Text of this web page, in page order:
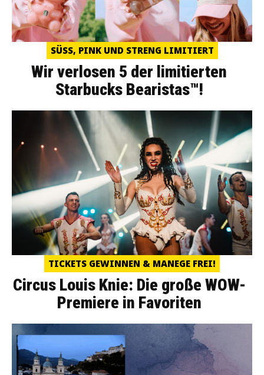
SÜSS, PINK UND STRENG LIMITIERT
Wir verlosen 5 der limitierten
Starbucks Bearistas™!
TICKETS GEWINNEN & MANEGE FREI!
Circus Louis Knie: Die große WOW-
Premiere in Favoriten